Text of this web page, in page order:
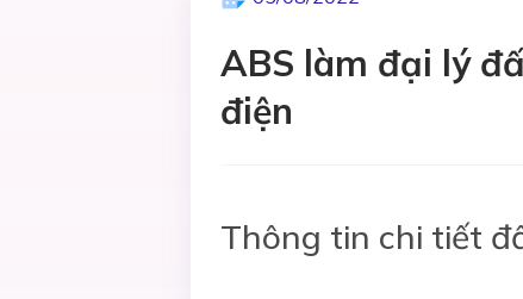
ABS làm đại lý
điện
Thông tin chi tiết